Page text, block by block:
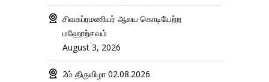
சிவசுப்ரமணியர் ஆலய கொடியேற்ற
மஹோற்சவம்
August 3, 2026
2ம் திருவிழா 02.08.2026